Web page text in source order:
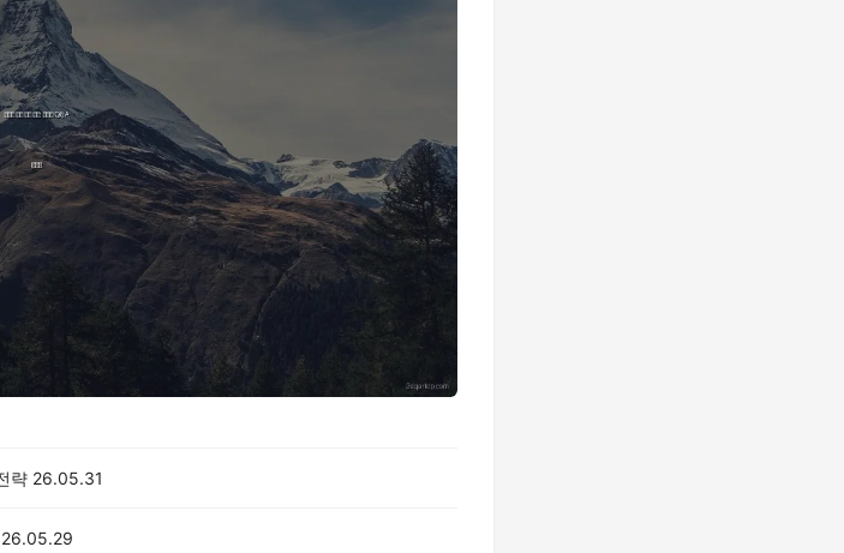
략 26.05.31
26.05.29